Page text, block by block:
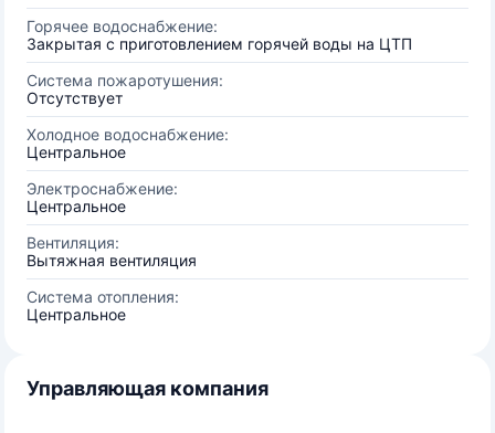
Горячее водоснабжение:
Закрытая с приготовлением горячей воды на ЦТП
Система пожаротушения:
Отсутствует
Холодное водоснабжение:
Центральное
Электроснабжение:
Центральное
Вентиляция:
Вытяжная вентиляция
Система отопления:
Центральное
Управляющая компания